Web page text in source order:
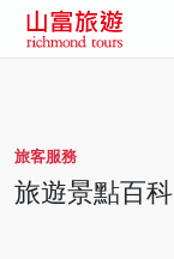
旅客服務
旅遊景點百科